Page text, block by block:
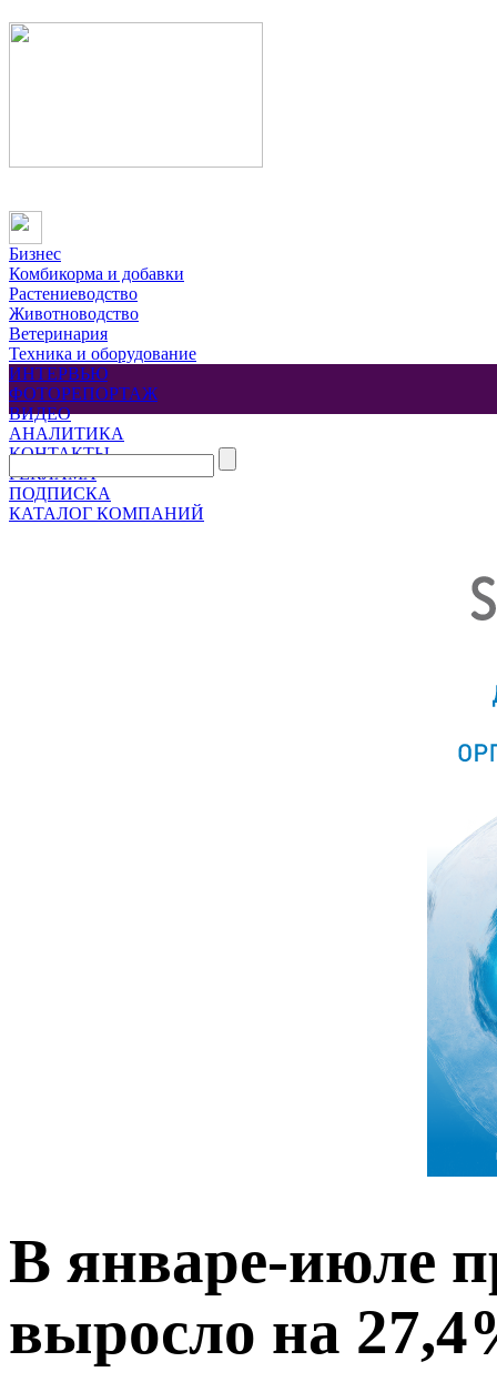
Бизнес
Комбикорма и добавки
Растениеводство
Животноводство
Ветеринария
Техника и оборудование
ИНТЕРВЬЮ
ФОТОРЕПОРТАЖ
ВИДЕО
АНАЛИТИКА
КОНТАКТЫ
РЕКЛАМА
ПОДПИСКА
КАТАЛОГ КОМПАНИЙ
В январе-июле
выросло на